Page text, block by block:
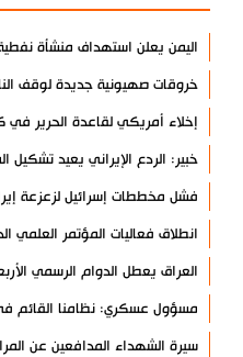
اليمن يعلن استهداف منشأة
خروقات صهيونية جديدة لوقف
إخلاء أمريكي لقاعدة الحرير في
خبير: الردع الإيراني يعيد تشكيل
فشل مخططات إسرائيل لزعزعة
انطلاق فعاليات المؤتمر العلمي
العراق يعطل الدوام الرسمي
مسؤول عسكري: نظامنا القائم
سيرة الشهداء المدافعين عن